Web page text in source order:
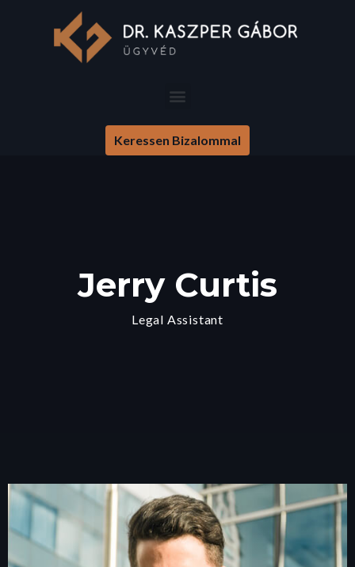
Keressen Bizalommal
Jerry Curtis
Legal Assistant